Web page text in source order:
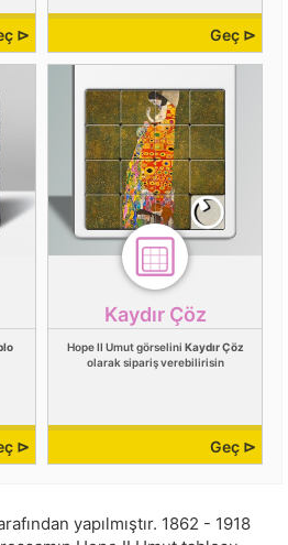
⊳ Geç ⊳
⊳
Kaydır Çöz
Hope II Umut görselini Kaydır Çöz
olarak sipariş verebilirisin
Geç ⊳
yapılmıştır. 1862 - 1918